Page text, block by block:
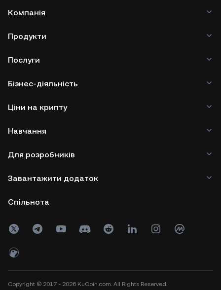
Компанія
Продукти
Послуги
Бізнес-діяльність
Ціни на крипту
Навчання
Для розробників
Завантажити додаток
Спільнота
Copyright © 2017 - 2026 KuCoin.com. All Rights Reserved.